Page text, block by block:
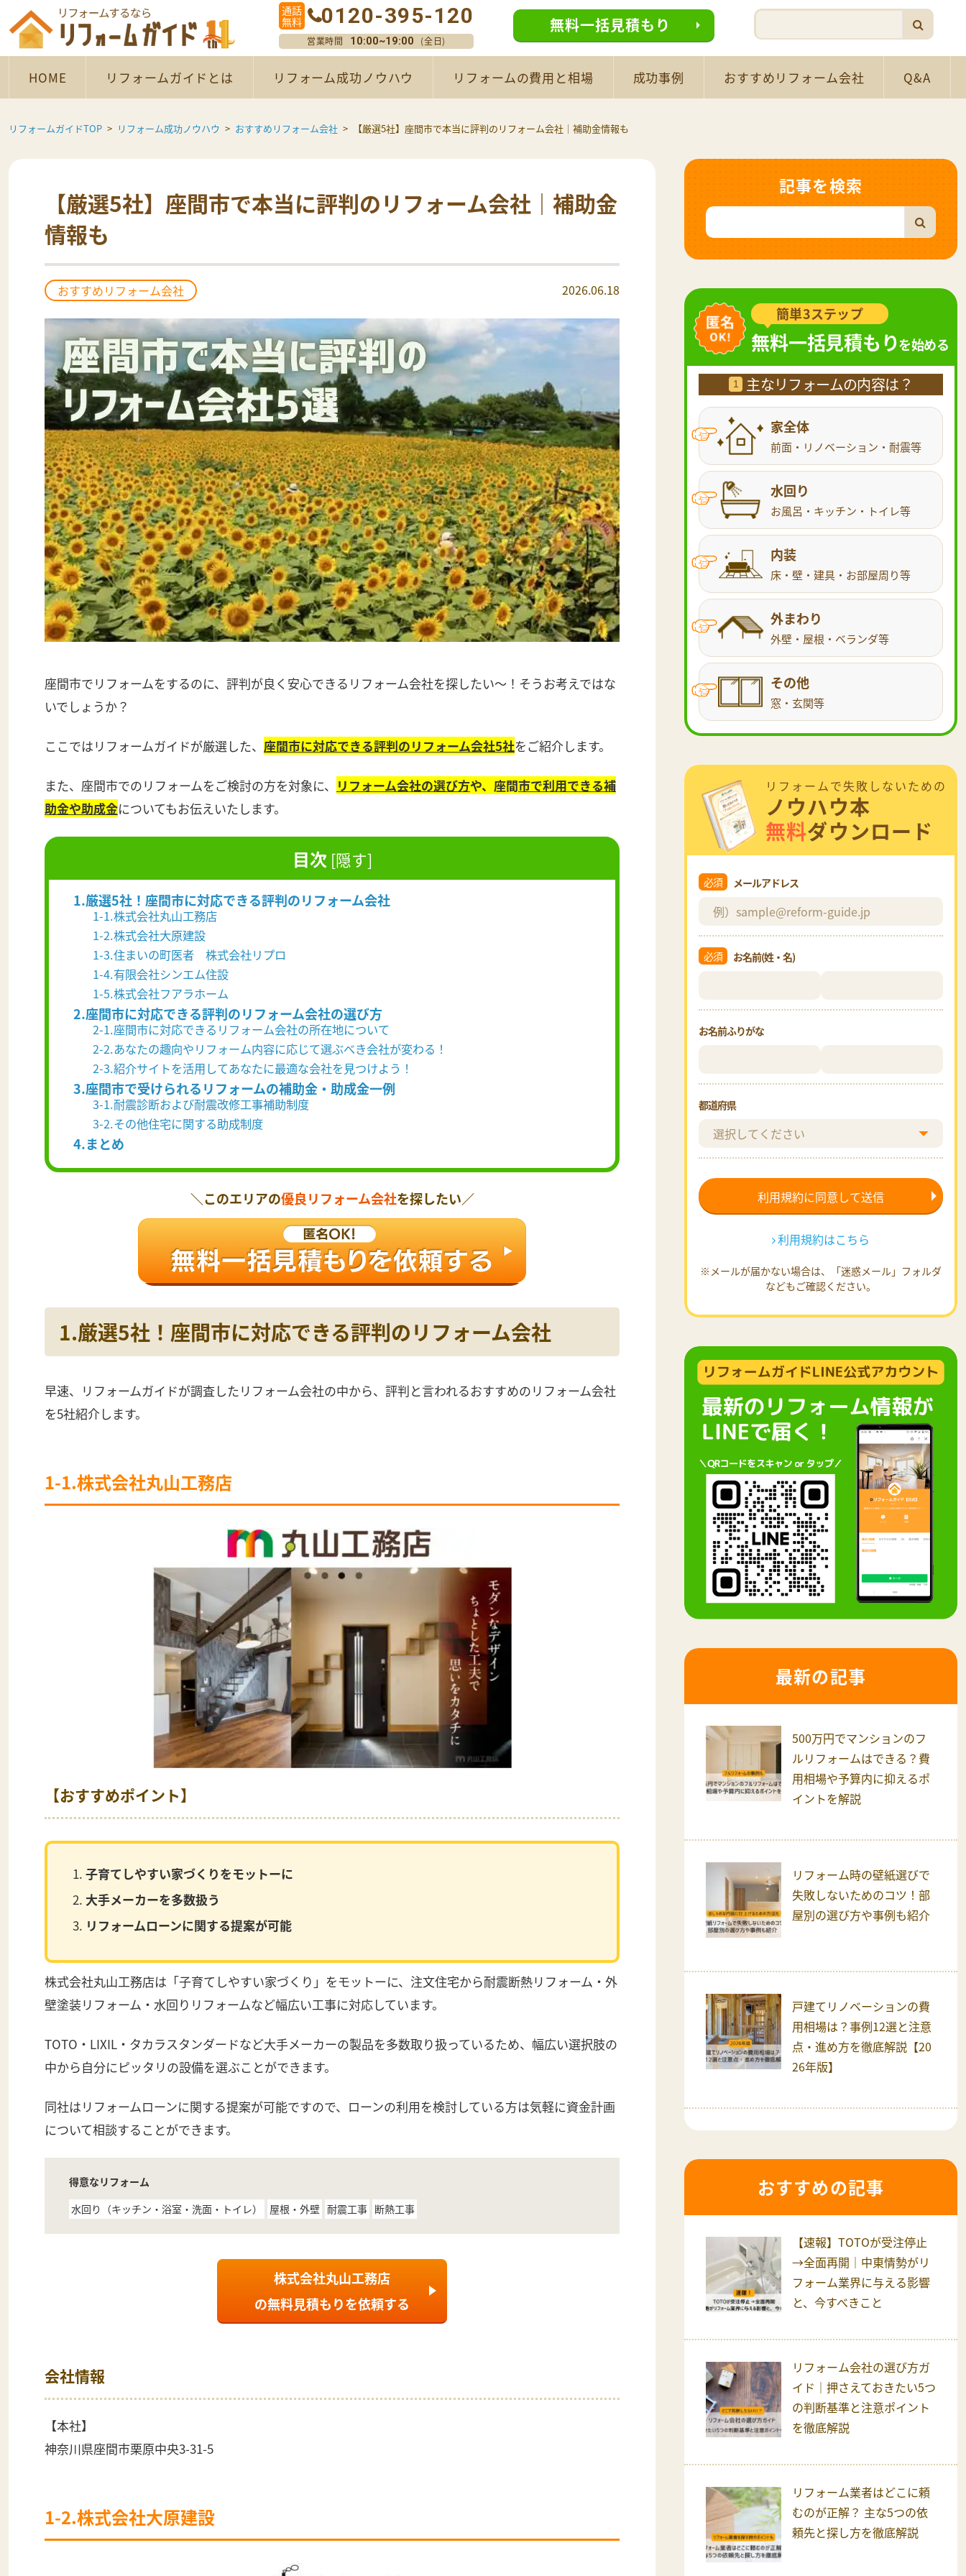
通話
無料
0120-395-120
営業時間 10:00~19:00 (全日)
無料一括見積もり
HOME リフォームガイドとは リフォーム成功ノウハウ リフォームの費用と相場 成功事例 おすすめリフォーム会社 Q&A
リフォームガイドTOP リフォーム成功ノウハウ おすすめリフォーム会社 【厳選5社】座間市で本当に評判のリフォーム会社｜補助金情報も
【厳選5社】座間市で本当に評判のリフォーム会社｜補助金
情報も
おすすめリフォーム会社 2026.06.18
座間市でリフォームをするのに、評判が良く安心できるリフォーム会社を探したい～！そうお考えではな
いでしょうか？
ここではリフォームガイドが厳選した、 座間市に対応できる評判のリフォーム会社5社をご紹介します。
また、座間市でのリフォームをご検討の方を対象に、 リフォーム会社の選び方や、座間市で利用できる補
助金や助成金についてもお伝えいたします。
目次 [隠す]
1.厳選5社！座間市に対応できる評判のリフォーム会社
1-1.株式会社丸山工務店
1-2.株式会社大原建設
1-3.住まいの町医者 株式会社リプロ
1-4.有限会社シンエム住設
1-5.株式会社フアラホーム
2.座間市に対応できる評判のリフォーム会社の選び方
2-1.座間市に対応できるリフォーム会社の所在地について
2-2.あなたの趣向やリフォーム内容に応じて選ぶべき会社が変わる！
2-3.紹介サイトを活用してあなたに最適な会社を見つけよう！
3.座間市で受けられるリフォームの補助金・助成金一例
3-1.耐震診断および耐震改修工事補助制度
3-2.その他住宅に関する助成制度
4.まとめ
＼このエリアの優良リフォーム会社を探したい／
1.厳選5社！座間市に対応できる評判のリフォーム会社
早速、リフォームガイドが調査したリフォーム会社の中から、評判と言われるおすすめのリフォーム会社
を5社紹介します。
1-1.株式会社丸山工務店
【おすすめポイント】
子育てしやすい家づくりをモットーに
大手メーカーを多数扱う
リフォームローンに関する提案が可能
株式会社丸山工務店は「子育てしやすい家づくり」をモットーに、注文住宅から耐震断熱リフォーム・外
壁塗装リフォーム・水回りリフォームなど幅広い工事に対応しています。
TOTO・LIXIL・タカラスタンダードなど大手メーカーの製品を多数取り扱っているため、幅広い選択肢の
中から自分にピッタリの設備を選ぶことができます。
同社はリフォームローンに関する提案が可能ですので、ローンの利用を検討している方は気軽に資金計画
について相談することができます。
得意なリフォーム
水回り（キッチン・浴室・洗面・トイレ）
屋根・外壁 耐震工事 断熱工事
株式会社丸山工務店
の無料見積もりを依頼する
会社情報
【本社】
神奈川県座間市栗原中央3-31-5
1-2.株式会社大原建設
記事を検索
簡単3ステップ
無料一括見積もりを始める
1 主なリフォームの内容は？
家全体
前面・リノベーション・耐震等
水回り
お風呂・キッチン・トイレ等
内装
床・壁・建具・お部屋周り等
外まわり
外壁・屋根・ベランダ等
その他
窓・玄関等
リフォームで失敗しないための
ノウハウ本
無料ダウンロード
必須 メールアドレス
必須 お名前(姓・名)
お名前ふりがな
都道府県
利用規約はこちら
※メールが届かない場合は、「迷惑メール」フォルダ
などもご確認ください。
最新の記事
500万円でマンションのフ
ルリフォームはできる？費
用相場や予算内に抑えるポ
イントを解説
リフォーム時の壁紙選びで
失敗しないためのコツ！部
屋別の選び方や事例も紹介
戸建てリノベーションの費
用相場は？事例12選と注意
点・進め方を徹底解説【20
26年版】
おすすめの記事
【速報】TOTOが受注停止
→全面再開｜中東情勢がリ
フォーム業界に与える影響
と、今すべきこと
リフォーム会社の選び方ガ
イド｜押さえておきたい5つ
の判断基準と注意ポイント
を徹底解説
リフォーム業者はどこに頼
むのが正解？ 主な5つの依
頼先と探し方を徹底解説